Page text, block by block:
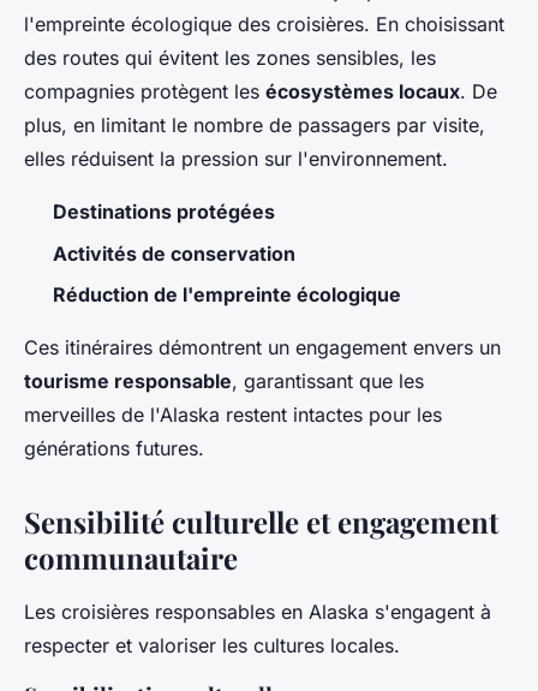
l'empreinte écologique des croisières. En choisissant
des routes qui évitent les zones sensibles, les
compagnies protègent les écosystèmes locaux. De
plus, en limitant le nombre de passagers par visite,
elles réduisent la pression sur l'environnement.
Destinations protégées
Activités de conservation
Réduction de l'empreinte écologique
Ces itinéraires démontrent un engagement envers un
tourisme responsable, garantissant que les
merveilles de l'Alaska restent intactes pour les
générations futures.
Sensibilité culturelle et engagement
communautaire
Les croisières responsables en Alaska s'engagent à
respecter et valoriser les cultures locales.